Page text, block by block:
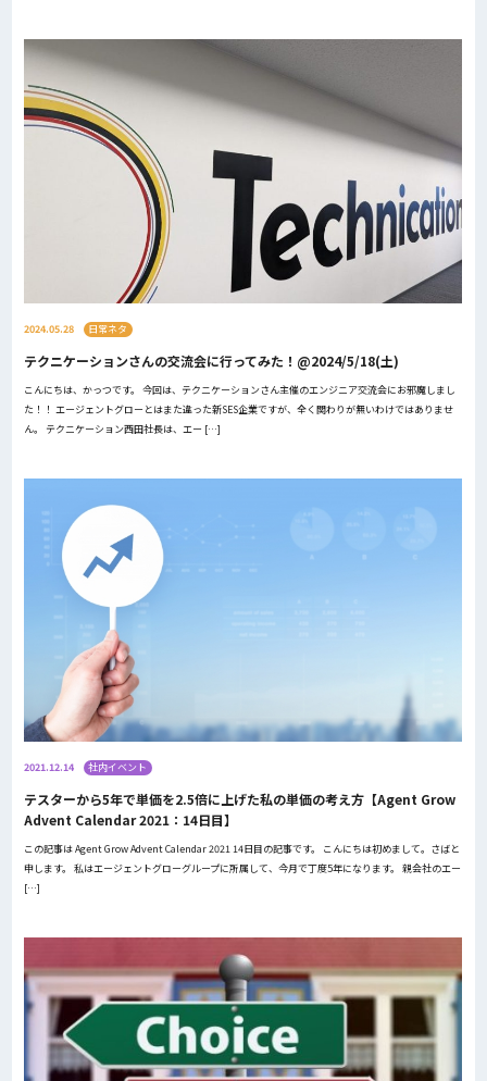
2024.05.28 日常ネタ
テクニケーションさんの交流会に行ってみた！@2024/5/18(土)
こんにちは、かっつです。 今回は、テクニケーションさん主催のエンジニア交流会にお邪魔しまし
た！！ エージェントグローとはまた違った新SES企業ですが、全く関わりが無いわけではありませ
ん。 テクニケーション西田社長は、エー […]
2021.12.14 社内イベント
テスターから5年で単価を2.5倍に上げた私の単価の考え方【Agent Grow
Advent Calendar 2021：14日目】
この記事は Agent Grow Advent Calendar 2021 14日目の記事です。 こんにちは初めまして。さばと
申します。 私はエージェントグローグループに所属して、今月で丁度5年になります。 親会社のエー
[…]